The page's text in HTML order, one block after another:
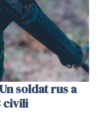
soldat rus a
civili